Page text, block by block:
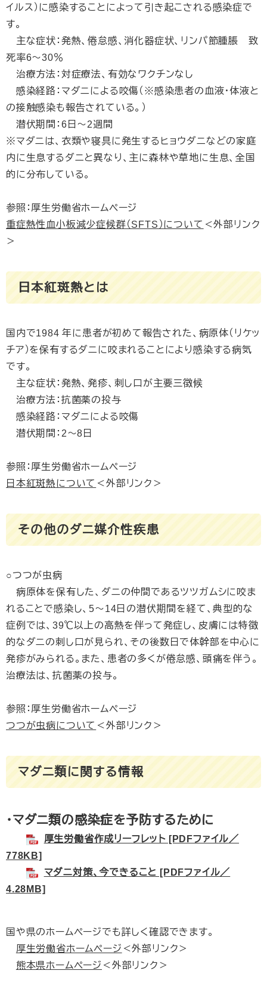
イルス）に感染することによって引き起こされる感染症で
す。
主な症状：発熱、倦怠感、消化器症状、リンパ節腫脹 致
死率6～30％
治療方法：対症療法、有効なワクチンなし
感染経路：マダニによる咬傷（※感染患者の血液・体液と
の接触感染も報告されている。）
潜伏期間：6日～2週間
※マダニは、衣類や寝具に発生するヒョウダニなどの家庭
内に生息するダニと異なり、主に森林や草地に生息、全国
的に分布している。
参照：厚生労働省ホームページ
重症熱性血小板減少症候群（SFTS）について ＜外部リンク
＞
日本紅斑熱とは
国内で1984 年に患者が初めて報告された、病原体（リケッ
チア）を保有するダニに咬まれることにより感染する病気
です。
主な症状：発熱、発疹、刺し口が主要三徴候
治療方法：抗菌薬の投与
感染経路：マダニによる咬傷
潜伏期間：2～8日
参照：厚生労働省ホームページ
日本紅斑熱について ＜外部リンク＞
その他のダニ媒介性疾患
○つつが虫病
病原体を保有した、ダニの仲間であるツツガムシに咬ま
れることで感染し、5～14日の潜伏期間を経て、典型的な
症例では、39℃以上の高熱を伴って発症し、皮膚には特徴
的なダニの刺し口が見られ、その後数日で体幹部を中心に
発疹がみられる。また、患者の多くが倦怠感、頭痛を伴う。
治療法は、抗菌薬の投与。
参照：厚生労働省ホームページ
つつが虫病について ＜外部リンク＞
マダニ類に関する情報
・マダニ類の感染症を予防するために
厚生労働省作成リーフレット [PDFファイル／
778KB]
マダニ対策、今できること [PDFファイル／
4.28MB]
国や県のホームページでも詳しく確認できます。
厚生労働省ホームページ ＜外部リンク＞
熊本県ホームページ ＜外部リンク＞